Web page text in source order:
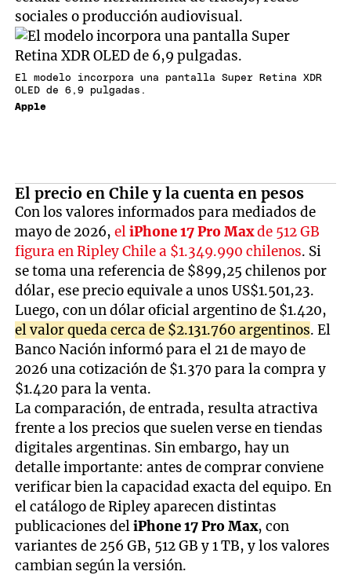
sociales o producción audiovisual.
El modelo incorpora una pantalla Super Retina XDR
OLED de 6,9 pulgadas.
Apple
El precio en Chile y la cuenta en pesos
Con los valores informados para mediados de
mayo de 2026,eliPhone 17 Pro Maxde 512 GB
figura en Ripley Chile a $1.349.990 chilenos. Si
se toma una referencia de $899,25 chilenos por
dólar, ese precio equivale a unos US$1.501,23.
Luego, con un dólar oficial argentino de $1.420,
el valor queda cerca de $2.131.760 argentinos. El
Banco Nación informó para el 21 de mayo de
2026 una cotización de $1.370 para la compra y
$1.420 para la venta.
La comparación, de entrada, resulta atractiva
frente a los precios que suelen verse en tiendas
digitales argentinas. Sin embargo, hay un
detalle importante: antes de comprar conviene
verificar bien la capacidad exacta del equipo. En
el catálogo de Ripley aparecen distintas
publicaciones deliPhone 17 Pro Max, con
variantes de 256 GB, 512 GB y 1 TB, y los valores
cambian según la versión.